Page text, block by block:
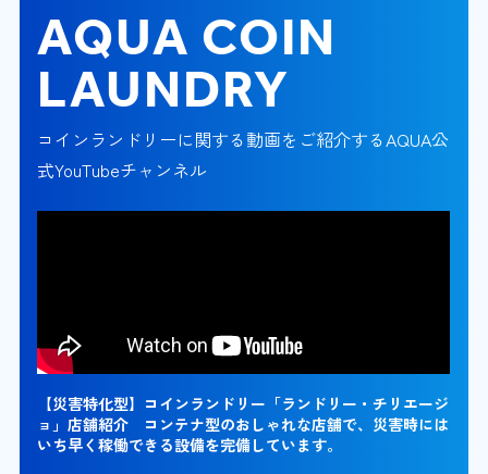
AQUA COIN
LAUNDRY
コインランドリーに関する動画をご紹介するAQUA公
式YouTubeチャンネル
【災害特化型】コインランドリー「ランドリー・チリエージ
ョ」店舗紹介 コンテナ型のおしゃれな店舗で、災害時には
いち早く稼働できる設備を完備しています。